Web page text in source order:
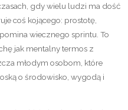
gdy wielu ludzi ma dość
coś kojącego: prostotę,
wiecznego sprintu. To
jak mentalny termos z
młodym osobom, które
o środowisko, wygodą i